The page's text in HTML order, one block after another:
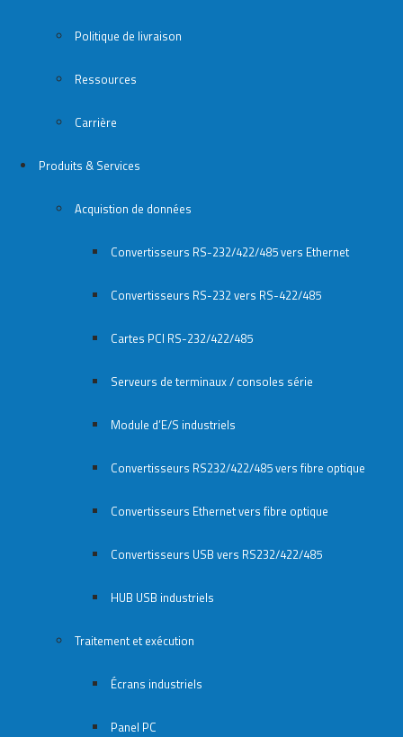
Politique de livraison
Ressources
Carrière
Produits & Services
Acquistion de données
Convertisseurs RS-232/422/485 vers Ethernet
Convertisseurs RS-232 vers RS-422/485
Cartes PCI RS-232/422/485
Serveurs de terminaux / consoles série
Module d’E/S industriels
Convertisseurs RS232/422/485 vers fibre optique
Convertisseurs Ethernet vers fibre optique
Convertisseurs USB vers RS232/422/485
HUB USB industriels
Traitement et exécution
Écrans industriels
Panel PC